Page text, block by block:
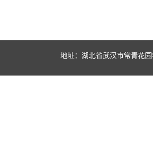
地址：湖北省武汉市常青花